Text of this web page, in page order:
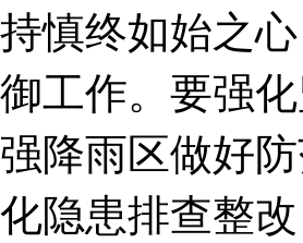
持慎终如始之
御工作。要强
强降雨区做好
化隐患排查整